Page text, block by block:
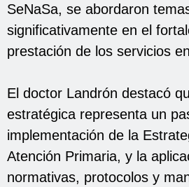
SeNaSa, se abordaron
significativamente en el
prestación de los servicios
El doctor Landrón destacó
estratégica representa un
implementación de la
Atención Primaria, y la
normativas, protocolos y